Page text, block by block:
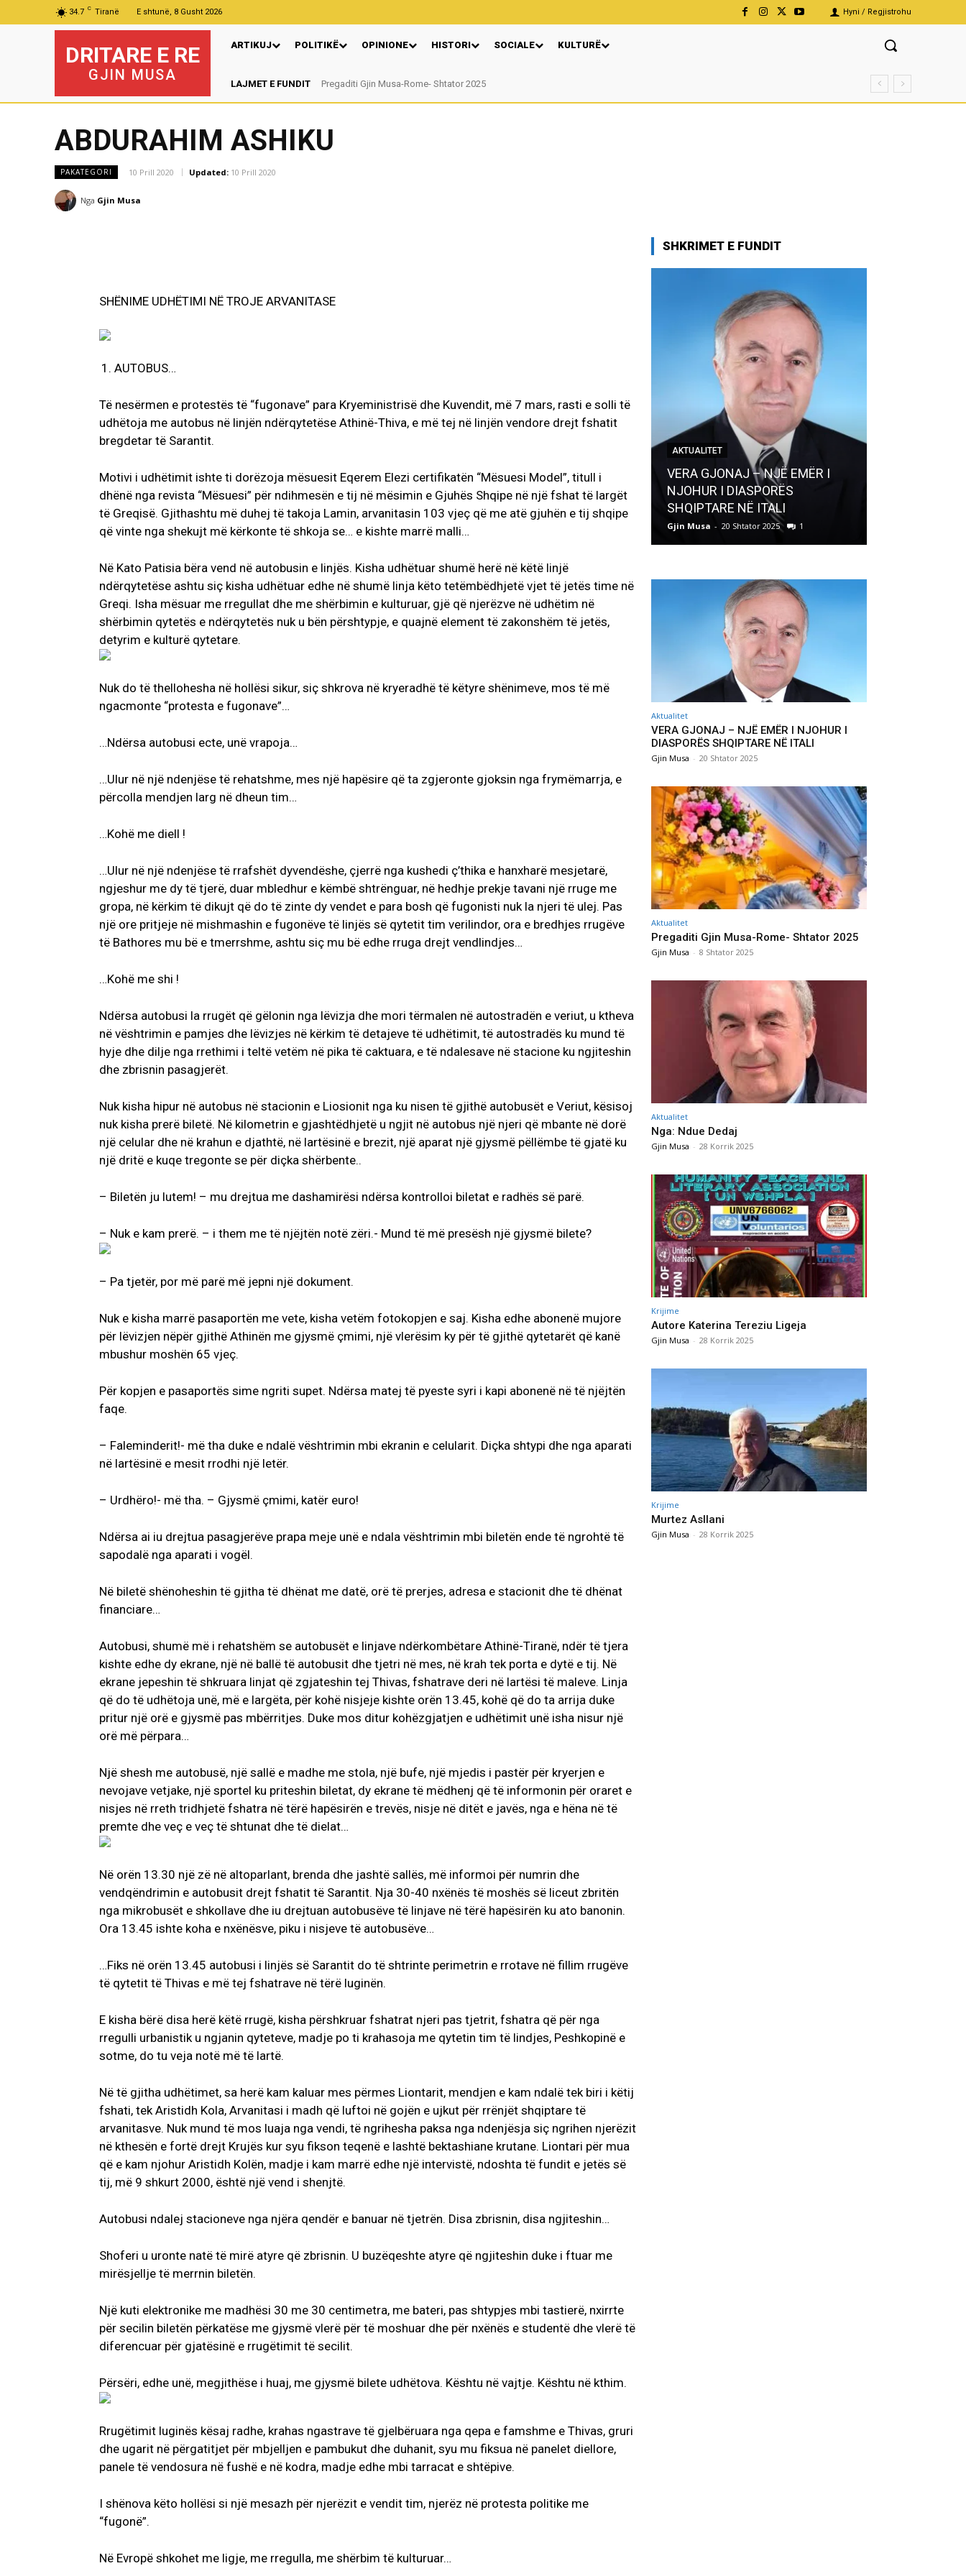
34.7 C Tiranë E shtunë, 8 Gusht 2026 Hyni / Regjistrohu
DRITARE E RE
GJIN MUSA
ARTIKUJ POLITIKË OPINIONE HISTORI SOCIALE KULTURË
LAJMET E FUNDIT Pregaditi Gjin Musa-Rome- Shtator 2025
ABDURAHIM ASHIKU
PAKATEGORI 10 Prill 2020 Updated: 10 Prill 2020
Nga Gjin Musa
SHËNIME UDHËTIMI NË TROJE ARVANITASE
AUTOBUS…
Të nesërmen e protestës të “fugonave” para Kryeministrisë dhe Kuvendit, më 7 mars, rasti e solli të
udhëtoja me autobus në linjën ndërqytetëse Athinë-Thiva, e më tej në linjën vendore drejt fshatit
bregdetar të Sarantit.
Motivi i udhëtimit ishte ti dorëzoja mësuesit Eqerem Elezi certifikatën “Mësuesi Model”, titull i
dhënë nga revista “Mësuesi” për ndihmesën e tij në mësimin e Gjuhës Shqipe në një fshat të largët
të Greqisë. Gjithashtu më duhej të takoja Lamin, arvanitasin 103 vjeç që me atë gjuhën e tij shqipe
që vinte nga shekujt më kërkonte të shkoja se… e kishte marrë malli…
Në Kato Patisia bëra vend në autobusin e linjës. Kisha udhëtuar shumë herë në këtë linjë
ndërqytetëse ashtu siç kisha udhëtuar edhe në shumë linja këto tetëmbëdhjetë vjet të jetës time në
Greqi. Isha mësuar me rregullat dhe me shërbimin e kulturuar, gjë që njerëzve në udhëtim në
shërbimin qytetës e ndërqytetës nuk u bën përshtypje, e quajnë element të zakonshëm të jetës,
detyrim e kulturë qytetare.
Nuk do të thellohesha në hollësi sikur, siç shkrova në kryeradhë të këtyre shënimeve, mos të më
ngacmonte “protesta e fugonave”…
…Ndërsa autobusi ecte, unë vrapoja…
…Ulur në një ndenjëse të rehatshme, mes një hapësire që ta zgjeronte gjoksin nga frymëmarrja, e
përcolla mendjen larg në dheun tim…
…Kohë me diell !
…Ulur në një ndenjëse të rrafshët dyvendëshe, çjerrë nga kushedi ç’thika e hanxharë mesjetarë,
ngjeshur me dy të tjerë, duar mbledhur e këmbë shtrënguar, në hedhje prekje tavani një rruge me
gropa, në kërkim të dikujt që do të zinte dy vendet e para bosh që fugonisti nuk la njeri të ulej. Pas
një ore pritjeje në mishmashin e fugonëve të linjës së qytetit tim verilindor, ora e bredhjes rrugëve
të Bathores mu bë e tmerrshme, ashtu siç mu bë edhe rruga drejt vendlindjes…
…Kohë me shi !
Ndërsa autobusi la rrugët që gëlonin nga lëvizja dhe mori tërmalen në autostradën e veriut, u ktheva
në vështrimin e pamjes dhe lëvizjes në kërkim të detajeve të udhëtimit, të autostradës ku mund të
hyje dhe dilje nga rrethimi i teltë vetëm në pika të caktuara, e të ndalesave në stacione ku ngjiteshin
dhe zbrisnin pasagjerët.
Nuk kisha hipur në autobus në stacionin e Liosionit nga ku nisen të gjithë autobusët e Veriut, kësisoj
nuk kisha prerë biletë. Në kilometrin e gjashtëdhjetë u ngjit në autobus një njeri që mbante në dorë
një celular dhe në krahun e djathtë, në lartësinë e brezit, një aparat një gjysmë pëllëmbe të gjatë ku
një dritë e kuqe tregonte se për diçka shërbente..
– Biletën ju lutem! – mu drejtua me dashamirësi ndërsa kontrolloi biletat e radhës së parë.
– Nuk e kam prerë. – i them me të njëjtën notë zëri.- Mund të më presësh një gjysmë bilete?
– Pa tjetër, por më parë më jepni një dokument.
Nuk e kisha marrë pasaportën me vete, kisha vetëm fotokopjen e saj. Kisha edhe abonenë mujore
për lëvizjen nëpër gjithë Athinën me gjysmë çmimi, një vlerësim ky për të gjithë qytetarët që kanë
mbushur moshën 65 vjeç.
Për kopjen e pasaportës sime ngriti supet. Ndërsa matej të pyeste syri i kapi abonenë në të njëjtën
faqe.
– Faleminderit!- më tha duke e ndalë vështrimin mbi ekranin e celularit. Diçka shtypi dhe nga aparati
në lartësinë e mesit rrodhi një letër.
– Urdhëro!- më tha. – Gjysmë çmimi, katër euro!
Ndërsa ai iu drejtua pasagjerëve prapa meje unë e ndala vështrimin mbi biletën ende të ngrohtë të
sapodalë nga aparati i vogël.
Në biletë shënoheshin të gjitha të dhënat me datë, orë të prerjes, adresa e stacionit dhe të dhënat
financiare…
Autobusi, shumë më i rehatshëm se autobusët e linjave ndërkombëtare Athinë-Tiranë, ndër të tjera
kishte edhe dy ekrane, një në ballë të autobusit dhe tjetri në mes, në krah tek porta e dytë e tij. Në
ekrane jepeshin të shkruara linjat që zgjateshin tej Thivas, fshatrave deri në lartësi të maleve. Linja
që do të udhëtoja unë, më e largëta, për kohë nisjeje kishte orën 13.45, kohë që do ta arrija duke
pritur një orë e gjysmë pas mbërritjes. Duke mos ditur kohëzgjatjen e udhëtimit unë isha nisur një
orë më përpara…
Një shesh me autobusë, një sallë e madhe me stola, një bufe, një mjedis i pastër për kryerjen e
nevojave vetjake, një sportel ku priteshin biletat, dy ekrane të mëdhenj që të informonin për oraret e
nisjes në rreth tridhjetë fshatra në tërë hapësirën e trevës, nisje në ditët e javës, nga e hëna në të
premte dhe veç e veç të shtunat dhe të dielat…
Në orën 13.30 një zë në altoparlant, brenda dhe jashtë sallës, më informoi për numrin dhe
vendqëndrimin e autobusit drejt fshatit të Sarantit. Nja 30-40 nxënës të moshës së liceut zbritën
nga mikrobusët e shkollave dhe iu drejtuan autobusëve të linjave në tërë hapësirën ku ato banonin.
Ora 13.45 ishte koha e nxënësve, piku i nisjeve të autobusëve…
…Fiks në orën 13.45 autobusi i linjës së Sarantit do të shtrinte perimetrin e rrotave në fillim rrugëve
të qytetit të Thivas e më tej fshatrave në tërë luginën.
E kisha bërë disa herë këtë rrugë, kisha përshkruar fshatrat njeri pas tjetrit, fshatra që për nga
rregulli urbanistik u ngjanin qyteteve, madje po ti krahasoja me qytetin tim të lindjes, Peshkopinë e
sotme, do tu veja notë më të lartë.
Në të gjitha udhëtimet, sa herë kam kaluar mes përmes Liontarit, mendjen e kam ndalë tek biri i këtij
fshati, tek Aristidh Kola, Arvanitasi i madh që luftoi në gojën e ujkut për rrënjët shqiptare të
arvanitasve. Nuk mund të mos luaja nga vendi, të ngrihesha paksa nga ndenjësja siç ngrihen njerëzit
në kthesën e fortë drejt Krujës kur syu fikson teqenë e lashtë bektashiane krutane. Liontari për mua
që e kam njohur Aristidh Kolën, madje i kam marrë edhe një intervistë, ndoshta të fundit e jetës së
tij, më 9 shkurt 2000, është një vend i shenjtë.
Autobusi ndalej stacioneve nga njëra qendër e banuar në tjetrën. Disa zbrisnin, disa ngjiteshin…
Shoferi u uronte natë të mirë atyre që zbrisnin. U buzëqeshte atyre që ngjiteshin duke i ftuar me
mirësjellje të merrnin biletën.
Një kuti elektronike me madhësi 30 me 30 centimetra, me bateri, pas shtypjes mbi tastierë, nxirrte
për secilin biletën përkatëse me gjysmë vlerë për të moshuar dhe për nxënës e studentë dhe vlerë të
diferencuar për gjatësinë e rrugëtimit të secilit.
Përsëri, edhe unë, megjithëse i huaj, me gjysmë bilete udhëtova. Kështu në vajtje. Kështu në kthim.
Rrugëtimit luginës kësaj radhe, krahas ngastrave të gjelbëruara nga qepa e famshme e Thivas, gruri
dhe ugarit në përgatitjet për mbjelljen e pambukut dhe duhanit, syu mu fiksua në panelet diellore,
panele të vendosura në fushë e në kodra, madje edhe mbi tarracat e shtëpive.
I shënova këto hollësi si një mesazh për njerëzit e vendit tim, njerëz në protesta politike me
“fugonë”.
Në Evropë shkohet me ligje, me rregulla, me shërbim të kulturuar…
SHKRIMET E FUNDIT
AKTUALITET
VERA GJONAJ – NJË EMËR I
NJOHUR I DIASPORËS
SHQIPTARE NË ITALI
Gjin Musa - 20 Shtator 2025 1
Aktualitet
VERA GJONAJ – NJË EMËR I NJOHUR I
DIASPORËS SHQIPTARE NË ITALI
Gjin Musa - 20 Shtator 2025
Aktualitet
Pregaditi Gjin Musa-Rome- Shtator 2025
Gjin Musa - 8 Shtator 2025
Aktualitet
Nga: Ndue Dedaj
Gjin Musa - 28 Korrik 2025
Krijime
Autore Katerina Tereziu Ligeja
Gjin Musa - 28 Korrik 2025
Krijime
Murtez Asllani
Gjin Musa - 28 Korrik 2025